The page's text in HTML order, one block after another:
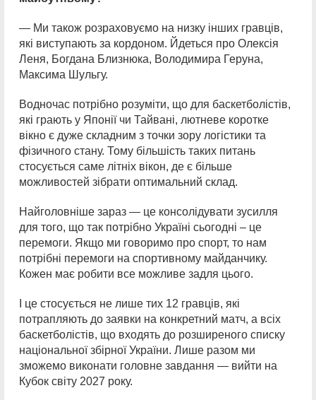
— Ми також розраховуємо на низку інших гравців,
які виступають за кордоном. Йдеться про Олексія
Леня, Богдана Близнюка, Володимира Геруна,
Максима Шульгу.
Водночас потрібно розуміти, що для баскетболістів,
які грають у Японії чи Тайвані, лютневе коротке
вікно є дуже складним з точки зору логістики та
фізичного стану. Тому більшість таких питань
стосується саме літніх вікон, де є більше
можливостей зібрати оптимальний склад.
Найголовніше зараз — це консолідувати зусилля
для того, що так потрібно Україні сьогодні – це
перемоги. Якщо ми говоримо про спорт, то нам
потрібні перемоги на спортивному майданчику.
Кожен має робити все можливе задля цього.
І це стосується не лише тих 12 гравців, які
потрапляють до заявки на конкретний матч, а всіх
баскетболістів, що входять до розширеного списку
національної збірної України. Лише разом ми
зможемо виконати головне завдання — вийти на
Кубок світу 2027 року.